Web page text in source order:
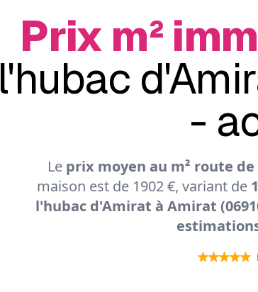
Prix m²
l'hubac
-
Le prix moyen au m² route
maison est de 1902 €, variant de
l'hubac d'Amirat à Amirat